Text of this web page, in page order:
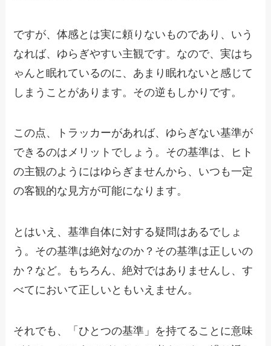
ですが、体感とは実に頼りないものであり、いう
なれば、ゆらぎやすい主観です。なので、実はち
ゃんと眠れているのに、あまり眠れないと感じて
しまうことがあります。その逆もしかりです。
この点、トラッカーがあれば、ゆらぎない基準が
できるのはメリットでしょう。その基準は、ヒト
の主観のようにはゆらぎませんから、いつも一定
の客観的な見方が可能になります。
とはいえ、基準自体に対する疑問はあるでしょ
う。その基準は絶対なのか？その基準は正しいの
か？など。もちろん、絶対ではありませんし、す
べてにおいて正しいともいえません。
それでも、「ひとつの基準」を持てることに意味